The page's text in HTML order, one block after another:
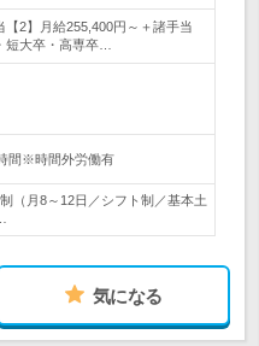
【2】月給255,400円～＋諸手当
短大卒・高専卒…
間※時間外労働有
（月8～12日／シフト制／基本土
気になる